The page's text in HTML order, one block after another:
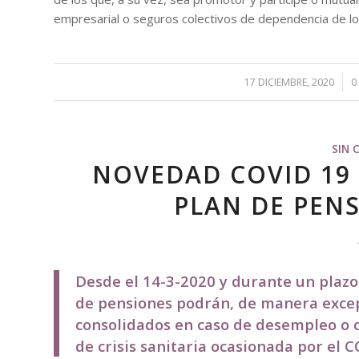
empresarial o seguros colectivos de dependencia de
17 DICIEMBRE, 2020
/ 0
SIN
NOVEDAD COVID 19
PLAN DE
Desde el 14-3-2020 y durante un
de pensiones podrán, de manera
consolidados en caso de desempleo
de crisis sanitaria ocasionada por el